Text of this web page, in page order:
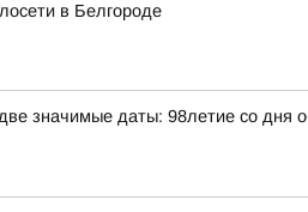
в Белгороде
значимые даты: 98летие со